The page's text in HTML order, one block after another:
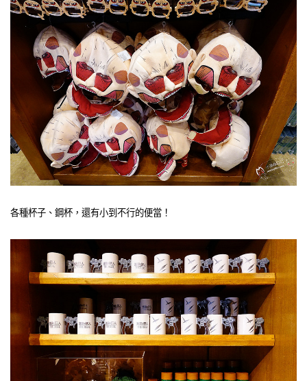
各種杯子、鋼杯，還有小到不行的便當！